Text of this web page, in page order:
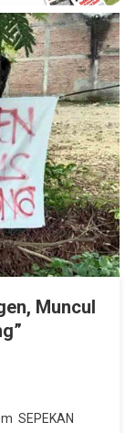
Muncul
SEPEKAN